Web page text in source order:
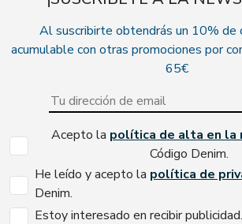
Al suscribirte obtendrás un 10% de
acumulable con otras promociones por
65€
Acepto la política de alta en
Código Denim.
He leído y acepto la política de
Denim.
Estoy interesado en recibir publicidad.